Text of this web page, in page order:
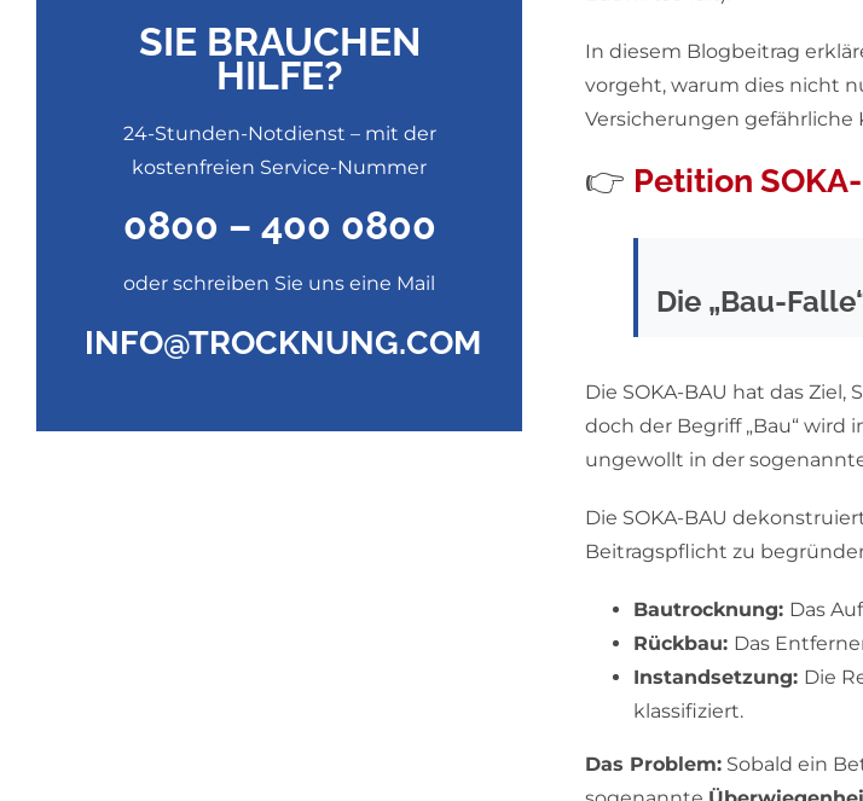
SIE BRAUCHEN
HILFE?
24-Stunden-Notdienst – mit der
kostenfreien Service-Nummer
0800 – 400 0800
oder schreiben Sie uns eine Mail
INFO@TROCKNUNG.COM
In diesem Blogbeitrag
vorgeht, warum dies nicht
Versicherungen
👉 Petition
Die „Bau-
Die SOKA-BAU hat das
doch der Begriff „Bau“
ungewollt in der
Die SOKA-BAU
Beitragspflicht zu
Bautrocknung: Das
Rückbau: Das
Instandsetzung: Die
klassifiziert.
Das Problem:Sobald ein